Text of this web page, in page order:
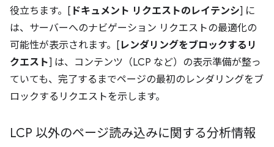
役立ちます。[ ドキュメント リクエストのレイテンシ] に
は、サーバーへのナビゲーション リクエストの最適化の
可能性が表示されます。[ レンダリングをブロックするリ
クエスト] は、コンテンツ（LCP など）の表示準備が整っ
ていても、完了するまでページの最初のレンダリングをブ
ロックするリクエストを示します。
LCP 以外のページ読み込みに関する分析情報